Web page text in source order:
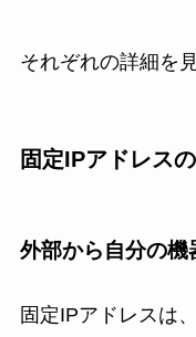
それぞれの詳細を
固定IPアドレス
外部から自分の機
固定IPアドレスは